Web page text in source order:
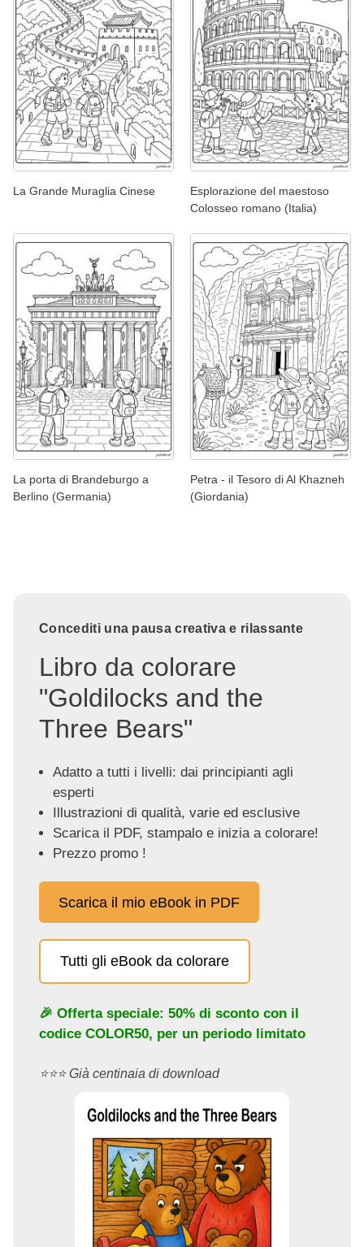
La Grande Muraglia Cinese
Esplorazione del maestoso
Colosseo romano (Italia)
La porta di Brandeburgo a
Berlino (Germania)
Petra - il Tesoro di Al Khazneh
(Giordania)
Concediti una pausa creativa e rilassante
Libro da colorare
"Goldilocks and the
Three Bears"
Adatto a tutti i livelli: dai principianti agli
esperti
Illustrazioni di qualità, varie ed esclusive
Scarica il PDF, stampalo e inizia a colorare!
Prezzo promo !
Scarica il mio eBook in PDF
Tutti gli eBook da colorare
🎉 Offerta speciale: 50% di sconto con il
codice COLOR50, per un periodo limitato
⭐️⭐️⭐️ Già centinaia di download